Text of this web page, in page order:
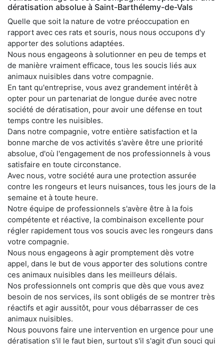
dératisation absolue à Saint-Barthélemy-de-Vals
Quelle que soit la nature de votre préoccupation en
rapport avec ces rats et souris, nous nous occupons d'y
apporter des solutions adaptées.
Nous nous engageons à solutionner en peu de temps et
de manière vraiment efficace, tous les soucis liés aux
animaux nuisibles dans votre compagnie.
En tant qu'entreprise, vous avez grandement intérêt à
opter pour un partenariat de longue durée avec notre
société de dératisation, pour avoir une défense en tout
temps contre les nuisibles.
Dans notre compagnie, votre entière satisfaction et la
bonne marche de vos activités s'avère être une priorité
absolue, d'où l'engagement de nos professionnels à vous
satisfaire en toute circonstance.
Avec nous, votre société aura une protection assurée
contre les rongeurs et leurs nuisances, tous les jours de la
semaine et à toute heure.
Notre équipe de professionnels s'avère être à la fois
compétente et réactive, la combinaison excellente pour
régler rapidement tous vos soucis avec les rongeurs dans
votre compagnie.
Nous nous engageons à agir promptement dès votre
appel, dans le but de vous apporter des solutions contre
ces animaux nuisibles dans les meilleurs délais.
Nos professionnels ont compris que dès que vous avez
besoin de nos services, ils sont obligés de se montrer très
réactifs et agir aussitôt, pour vous débarrasser de ces
animaux nuisibles.
Nous pouvons faire une intervention en urgence pour une
dératisation s'il le faut bien, surtout s'il s'agit d'un souci qui